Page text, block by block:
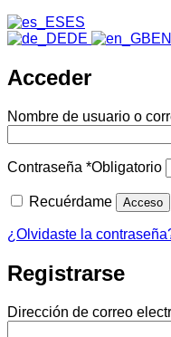
ES
DE
EN
Acceder
Nombre de usuario o
Contraseña *Obligatorio
Recuérdame Acceso
¿Olvidaste la
Registrarse
Dirección de correo